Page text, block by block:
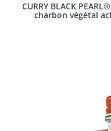
CURRY BLACK
charbon végétal